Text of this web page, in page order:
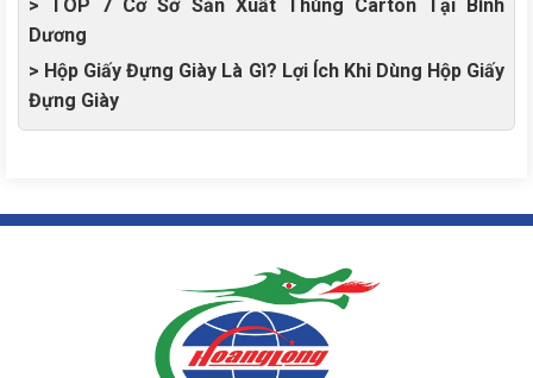
> TOP 7 Cơ Sở Sản Xuất Thùng Carton Tại Bình
Dương
> Hộp Giấy Đựng Giày Là Gì? Lợi Ích Khi Dùng Hộp Giấy
Đựng Giày